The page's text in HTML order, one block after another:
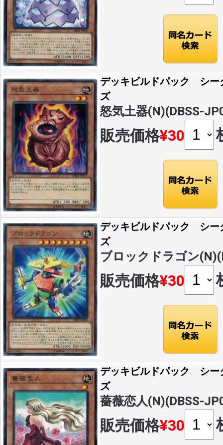
デッキビルドパック シー
ズ
怒気土器(N)(DBSS-
販売価格¥30
デッキビルドパック シー
ズ
ブロックドラゴン
販売価格¥30
デッキビルドパック シー
ズ
薔薇恋人(N)(DBSS-
販売価格¥30